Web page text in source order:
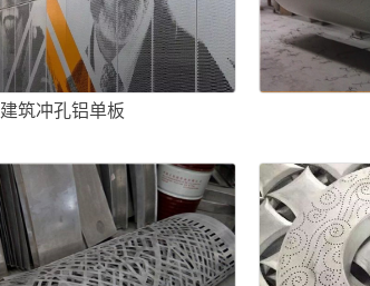
建筑冲孔铝单板